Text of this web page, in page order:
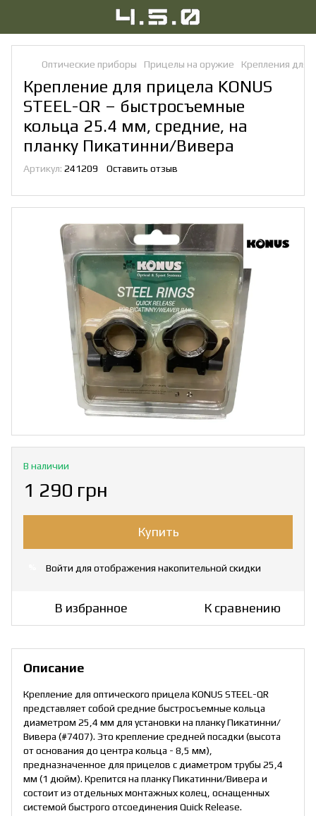
Оптические приборы Прицелы на оружие Крепления для
Крепление для прицела KONUS
STEEL-QR – быстросъемные
кольца 25.4 мм, средние, на
планку Пикатинни/Вивера
Артикул: 241209 Оставить отзыв
В наличии
1 290 грн
Купить
Войти для отображения накопительной скидки
В избранное К сравнению
Описание
Крепление для оптического прицела KONUS STEEL-QR
представляет собой средние быстросъемные кольца
диаметром 25,4 мм для установки на планку Пикатинни/
Вивера (#7407). Это крепление средней посадки (высота
от основания до центра кольца - 8,5 мм),
предназначенное для прицелов с диаметром трубы 25,4
мм (1 дюйм). Крепится на планку Пикатинни/Вивера и
состоит из отдельных монтажных колец, оснащенных
системой быстрого отсоединения Quick Release.